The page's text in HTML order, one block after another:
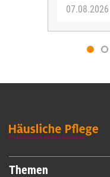
07.08.2026
Themen